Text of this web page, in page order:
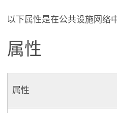
以下属性是在公共设施网络
属性
属性